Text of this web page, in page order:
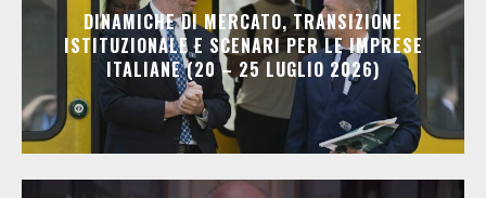
DINAMICHE DI MERCATO, TRANSIZIONE
ISTITUZIONALE E SCENARI PER LE IMPRESE
ITALIANE (20 – 25 LUGLIO 2026)